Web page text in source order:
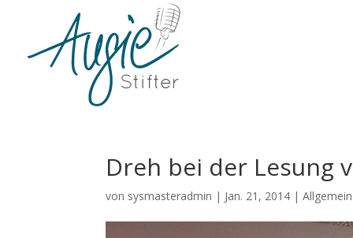
Dreh bei der Lesung
von sysmasteradmin | Jan. 21, 2014 |Allgemein